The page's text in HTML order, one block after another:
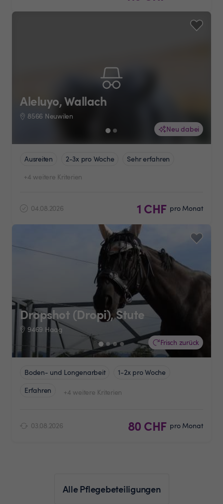
Neu dabei
Aleluyo, Wallach
8566 Neuwilen
Ausreiten 2-3x pro Woche
Sehr erfahren
+4 weitere Kriterien
04.08.2026 1 CHF pro Monat
Frisch zurück
Dropshot (Dropi), Stute
9469 Haag
Boden- und Longenarbeit
1-2x pro Woche
Erfahren
+4 weitere Kriterien
03.08.2026 80 CHF pro Monat
Alle Pflegebeteiligungen